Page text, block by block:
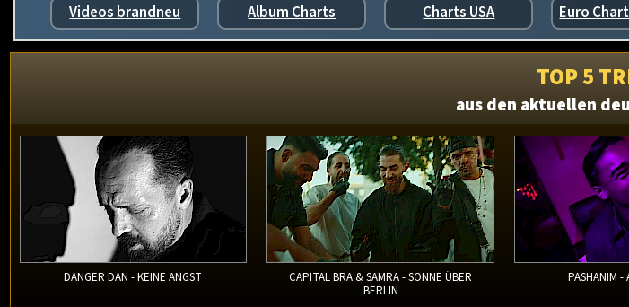
Videos brandneu Album Charts Charts USA Euro
TOP 5
aus den aktuellen
DANGER DAN - KEINE ANGST
CAPITAL BRA & SAMRA - SONNE ÜBER
BERLIN
PASHANIM -